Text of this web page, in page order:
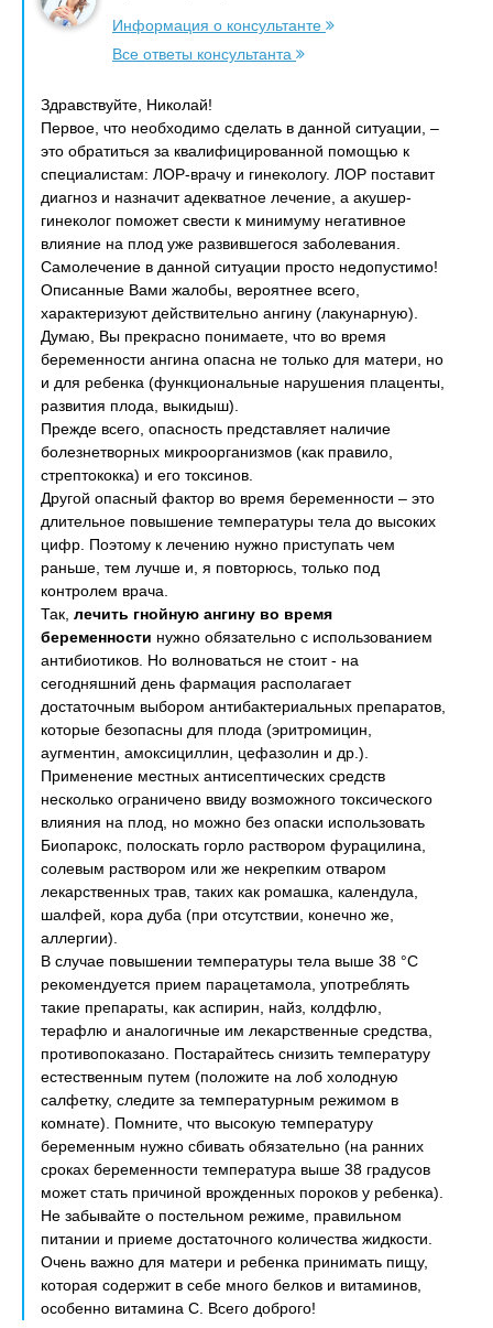
Информация о консультанте
Все ответы консультанта
Здравствуйте, Николай!
Первое, что необходимо сделать в данной ситуации, –
это обратиться за квалифицированной помощью к
специалистам: ЛОР-врачу и гинекологу. ЛОР поставит
диагноз и назначит адекватное лечение, а акушер-
гинеколог поможет свести к минимуму негативное
влияние на плод уже развившегося заболевания.
Самолечение в данной ситуации просто недопустимо!
Описанные Вами жалобы, вероятнее всего,
характеризуют действительно ангину (лакунарную).
Думаю, Вы прекрасно понимаете, что во время
беременности ангина опасна не только для матери, но
и для ребенка (функциональные нарушения плаценты,
развития плода, выкидыш).
Прежде всего, опасность представляет наличие
болезнетворных микроорганизмов (как правило,
стрептококка) и его токсинов.
Другой опасный фактор во время беременности – это
длительное повышение температуры тела до высоких
цифр. Поэтому к лечению нужно приступать чем
раньше, тем лучше и, я повторюсь, только под
контролем врача.
Так, лечить гнойную ангину во время
беременности нужно обязательно с использованием
антибиотиков. Но волноваться не стоит - на
сегодняшний день фармация располагает
достаточным выбором антибактериальных препаратов,
которые безопасны для плода (эритромицин,
аугментин, амоксициллин, цефазолин и др.).
Применение местных антисептических средств
несколько ограничено ввиду возможного токсического
влияния на плод, но можно без опаски использовать
Биопарокс, полоскать горло раствором фурацилина,
солевым раствором или же некрепким отваром
лекарственных трав, таких как ромашка, календула,
шалфей, кора дуба (при отсутствии, конечно же,
аллергии).
В случае повышении температуры тела выше 38 °С
рекомендуется прием парацетамола, употреблять
такие препараты, как аспирин, найз, колдфлю,
терафлю и аналогичные им лекарственные средства,
противопоказано. Постарайтесь снизить температуру
естественным путем (положите на лоб холодную
салфетку, следите за температурным режимом в
комнате). Помните, что высокую температуру
беременным нужно сбивать обязательно (на ранних
сроках беременности температура выше 38 градусов
может стать причиной врожденных пороков у ребенка).
Не забывайте о постельном режиме, правильном
питании и приеме достаточного количества жидкости.
Очень важно для матери и ребенка принимать пищу,
которая содержит в себе много белков и витаминов,
особенно витамина С. Всего доброго!